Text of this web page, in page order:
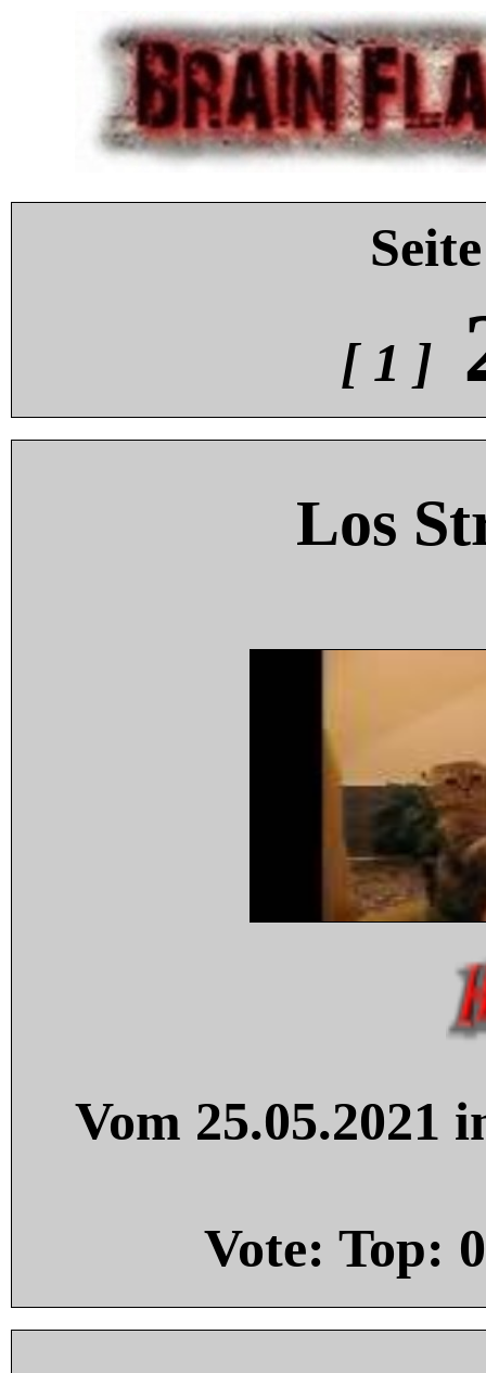
[ 1 ]
Los
Vom 25.05.2021
Vote: Top: 0